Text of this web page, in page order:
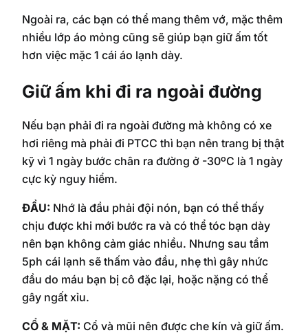
Ngoài ra, các bạn có thể mang thêm vớ, mặc thêm
nhiều lớp áo mỏng cũng sẽ giúp bạn giữ ấm tốt
hơn việc mặc 1 cái áo lạnh dày.
Giữ ấm khi đi ra ngoài đường
Nếu bạn phải đi ra ngoài đường mà không có xe
hơi riêng mà phải đi PTCC thì bạn nên trang bị thật
kỹ vì 1 ngày bước chân ra đường ở -30ºC là 1 ngày
cực kỳ nguy hiểm.
ĐẦU: Nhớ là đầu phải đội nón, bạn có thể thấy
chịu được khi mới bước ra và có thể tóc bạn dày
nên bạn không cảm giác nhiều. Nhưng sau tầm
5ph cái lạnh sẽ thấm vào đầu, nhẹ thì gây nhức
đầu do máu bạn bị cô đặc lại, hoặc nặng có thể
gây ngất xỉu.
CỔ & MẶT: Cổ và mũi nên được che kín và giữ ấm.